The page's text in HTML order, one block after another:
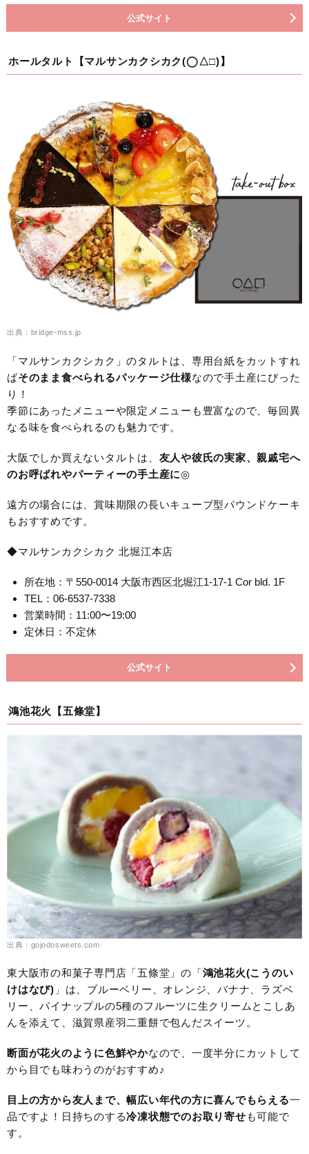
公式サイト
ホールタルト【マルサンカクシカク(◯△□)】
出典：bridge-mss.jp
「マルサンカクシカク」のタルトは、専用台紙をカットすれ
ばそのまま食べられるパッケージ仕様なので手土産にぴった
り！
季節にあったメニューや限定メニューも豊富なので、毎回異
なる味を食べられるのも魅力です。
大阪でしか買えないタルトは、 友人や彼氏の実家、親戚宅へ
のお呼ばれやパーティーの手土産に◎
遠方の場合には、賞味期限の長いキューブ型パウンドケーキ
もおすすめです。
◆マルサンカクシカク 北堀江本店
所在地：〒550-0014 大阪市西区北堀江1-17-1 Cor bld. 1F
TEL：06-6537-7338
営業時間：11:00〜19:00
定休日：不定休
公式サイト
鴻池花火【五條堂】
出典：gojodosweets.com
東大阪市の和菓子専門店「五條堂」の「鴻池花火(こうのい
けはなび) 」は、ブルーベリー、オレンジ、バナナ、ラズベ
リー、パイナップルの5種のフルーツに生クリームとこしあ
んを添えて、滋賀県産羽二重餅で包んだスイーツ。
断面が花火のように色鮮やかなので、一度半分にカットして
から目でも味わうのがおすすめ♪
目上の方から友人まで、幅広い年代の方に喜んでもらえる一
品ですよ！日持ちのする冷凍状態でのお取り寄せも可能で
す。